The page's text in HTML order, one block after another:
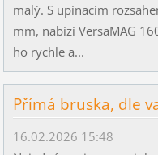
malý. S upínacím
mm, nabízí VersaMAG
ho rychle a...
Přímá bruska, dle
16.02.2026 15:48